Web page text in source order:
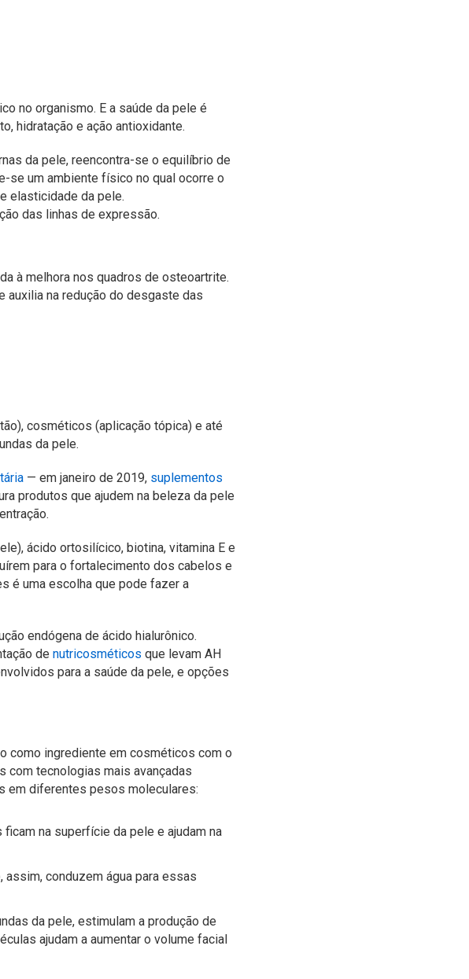
no organismo. E a saúde da pele é
hidratação e ação antioxidante.
da pele, reencontra-se o equilíbrio de
se um ambiente físico no qual ocorre o
elasticidade da pele.
das linhas de expressão.
à melhora nos quadros de osteoartrite.
auxilia na redução do desgaste das
cosméticos (aplicação tópica) e até
da pele.
— em janeiro de 2019, suplementos
produtos que ajudem na beleza da pele
ácido ortosilícico, biotina, vitamina E e
para o fortalecimento dos cabelos e
é uma escolha que pode fazer a
endógena de ácido hialurônico.
de nutricosméticos que levam AH
para a saúde da pele, e opções
como ingrediente em cosméticos com o
com tecnologias mais avançadas
em diferentes pesos moleculares:
na superfície da pele e ajudam na
assim, conduzem água para essas
da pele, estimulam a produção de
ajudam a aumentar o volume facial